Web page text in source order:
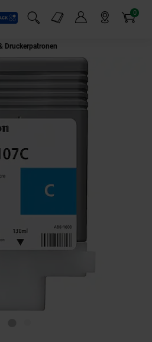
Suchfeld einblenden
Markt-Angebote 0
Artikel
Druckerpatronen